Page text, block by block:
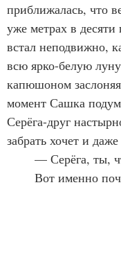
приближалась, что
уже метрах в
встал неподвижно,
всю ярко-белую
капюшоном
момент Сашка
Серёга-друг
забрать хочет и
— Серёга, ты,